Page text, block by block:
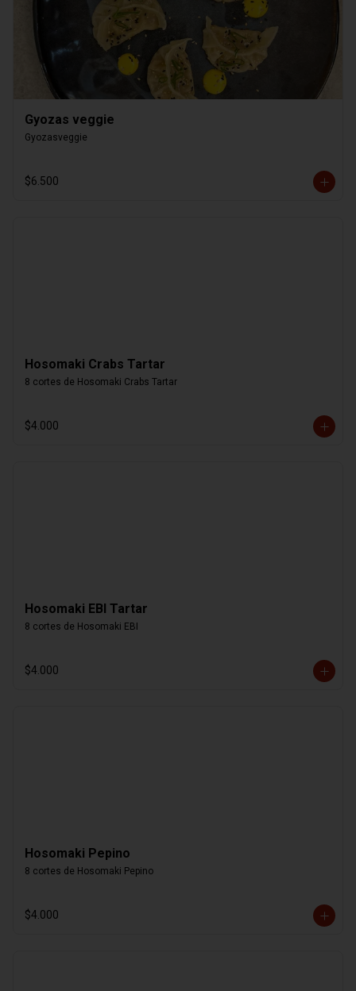
Gyozas veggie
Gyozasveggie
$6.500
Hosomaki Crabs Tartar
8 cortes de Hosomaki Crabs Tartar
$4.000
Hosomaki EBI Tartar
8 cortes de Hosomaki EBI
$4.000
Hosomaki Pepino
8 cortes de Hosomaki Pepino
$4.000